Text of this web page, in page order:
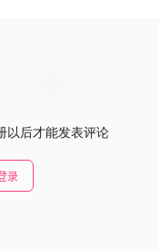
以后才能发表评论
录